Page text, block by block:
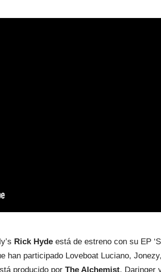
Rick Hyde está de estreno con su EP
han participado Loveboat Luciano,
producido por The Alchemist, Daringer